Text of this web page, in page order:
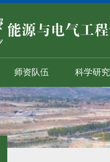
师资队伍 科学研究